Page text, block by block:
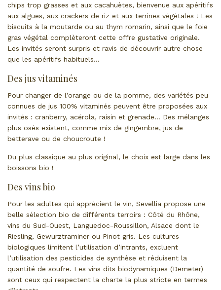
chips trop grasses et aux cacahuètes, bienvenue aux apéritifs
aux algues, aux crackers de riz et aux terrines végétales ! Les
biscuits à la moutarde ou au thym romarin, ainsi que le foie
gras végétal complèteront cette offre gustative originale.
Les invités seront surpris et ravis de découvrir autre chose
que les apéritifs habituels…
Des jus vitaminés
Pour changer de l’orange ou de la pomme, des variétés peu
connues de jus 100% vitaminés peuvent être proposées aux
invités : cranberry, acérola, raisin et grenade… Des mélanges
plus osés existent, comme mix de gingembre, jus de
betterave ou de choucroute !
Du plus classique au plus original, le choix est large dans les
boissons bio !
Des vins bio
Pour les adultes qui apprécient le vin, Sevellia propose une
belle sélection bio de différents terroirs : Côté du Rhône,
vins du Sud-Ouest, Languedoc-Roussillon, Alsace dont le
Riesling, Gewurztraminer ou Pinot gris. Les cultures
biologiques limitent l’utilisation d’intrants, excluent
l’utilisation des pesticides de synthèse et réduisent la
quantité de soufre. Les vins dits biodynamiques (Demeter)
sont ceux qui respectent la charte la plus stricte en termes